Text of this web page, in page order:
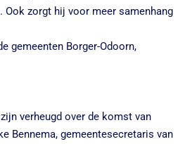
Ook zorgt hij voor meer samenhang
gemeenten Borger-Odoorn,
verheugd over de komst van
Bennema, gemeentesecretaris van